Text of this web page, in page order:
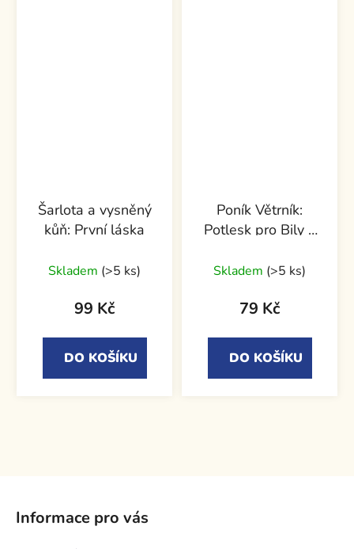
Šarlota a vysněný
kůň: První láska
Skladem (>5 ks)
99 Kč
DO KOŠÍKU
Poník Větrník:
Potlesk pro Bily a
Skladem (>5 ks)
79 Kč
DO KOŠÍKU
Informace pro vás